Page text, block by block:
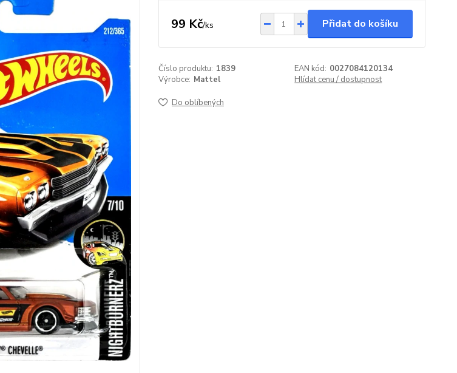
99 Kč/ks Přidat do košíku
Číslo produktu: 1839 EAN kód: 0027084120134
Výrobce: Mattel Hlídat cenu / dostupnost
Do oblíbených